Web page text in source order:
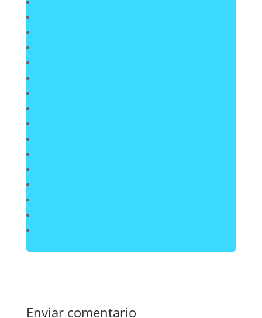
Enviar comentario